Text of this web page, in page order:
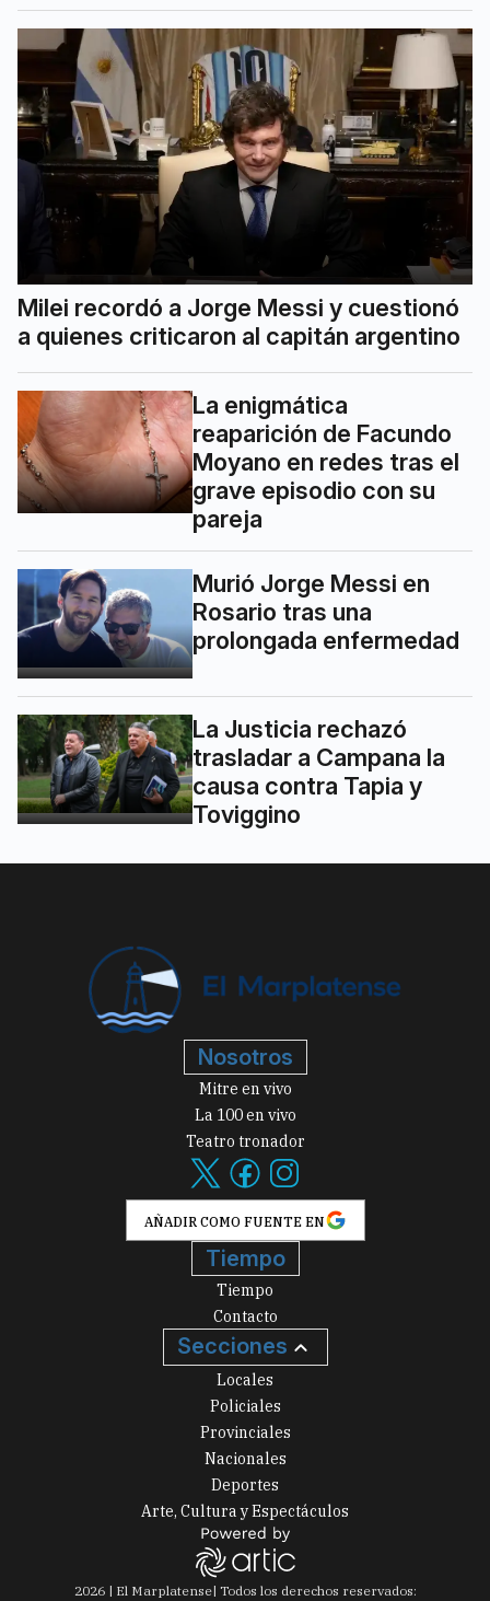
Milei recordó a Jorge Messi y cuestionó
a quienes criticaron al capitán argentino
La enigmática
reaparición de Facundo
Moyano en redes tras el
grave episodio con su
pareja
Murió Jorge Messi en
Rosario tras una
prolongada enfermedad
La Justicia rechazó
trasladar a Campana la
causa contra Tapia y
Toviggino
Nosotros
Mitre en vivo
La 100 en vivo
Teatro tronador
AÑADIR COMO FUENTE EN
Tiempo
Tiempo
Contacto
Secciones
Locales
Policiales
Provinciales
Nacionales
Deportes
Arte, Cultura y Espectáculos
2026| El Marplatense| Todos los derechos reservados: